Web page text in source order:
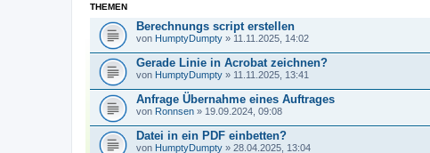
THEMEN
Berechnungs script erstellen
von HumptyDumpty » 11.11.2025, 14:02
Gerade Linie in Acrobat zeichnen?
von HumptyDumpty » 11.11.2025, 13:41
Anfrage Übernahme eines Auftrages
von Ronnsen » 19.09.2024, 09:08
Datei in ein PDF einbetten?
von HumptyDumpty » 28.04.2025, 13:04